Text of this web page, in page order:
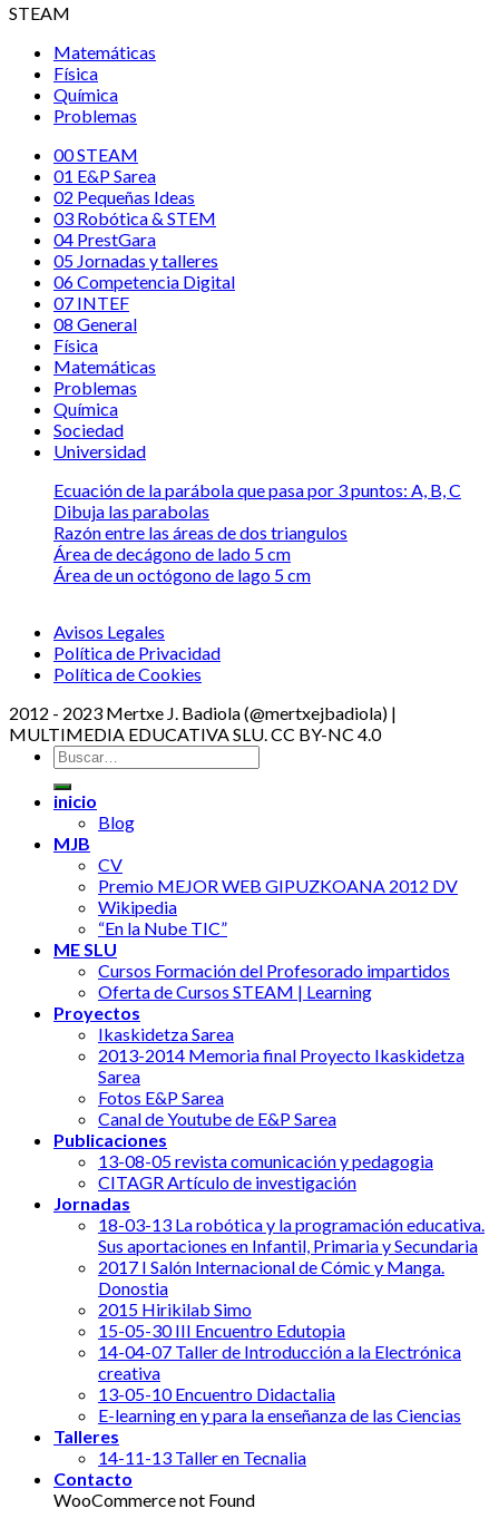
STEAM
Matemáticas
Física
Química
Problemas
00 STEAM
01 E&P Sarea
02 Pequeñas Ideas
03 Robótica & STEM
04 PrestGara
05 Jornadas y talleres
06 Competencia Digital
07 INTEF
08 General
Física
Matemáticas
Problemas
Química
Sociedad
Universidad
Ecuación de la parábola que pasa por 3 puntos: A, B, C
Dibuja las parabolas
Razón entre las áreas de dos triangulos
Área de decágono de lado 5 cm
Área de un octógono de lago 5 cm
Avisos Legales
Política de Privacidad
Política de Cookies
2012 - 2023 Mertxe J. Badiola (@mertxejbadiola) |
MULTIMEDIA EDUCATIVA SLU. CC BY-NC 4.0
inicio
Blog
MJB
CV
Premio MEJOR WEB GIPUZKOANA 2012 DV
Wikipedia
“En la Nube TIC”
ME SLU
Cursos Formación del Profesorado impartidos
Oferta de Cursos STEAM | Learning
Proyectos
Ikaskidetza Sarea
2013-2014 Memoria final Proyecto Ikaskidetza
Sarea
Fotos E&P Sarea
Canal de Youtube de E&P Sarea
Publicaciones
13-08-05 revista comunicación y pedagogia
CITAGR Artículo de investigación
Jornadas
18-03-13 La robótica y la programación educativa.
Sus aportaciones en Infantil, Primaria y Secundaria
2017 I Salón Internacional de Cómic y Manga.
Donostia
2015 Hirikilab Simo
15-05-30 III Encuentro Edutopia
14-04-07 Taller de Introducción a la Electrónica
creativa
13-05-10 Encuentro Didactalia
E-learning en y para la enseñanza de las Ciencias
Talleres
14-11-13 Taller en Tecnalia
Contacto
WooCommerce not Found